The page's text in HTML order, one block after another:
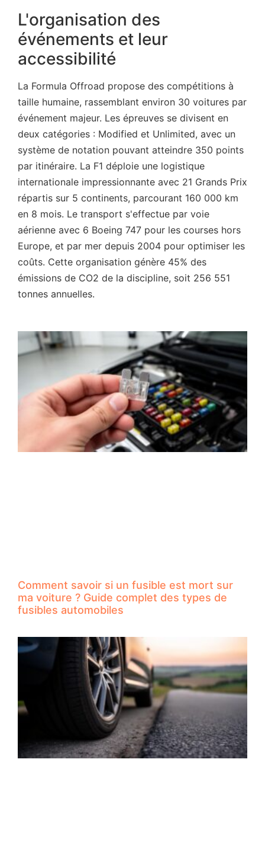
Comment savoir si un fusible est mort sur
ma voiture ? Guide complet des types de
fusibles automobiles
L'organisation des
événements et leur
accessibilité
La Formula Offroad propose des compétitions à
taille humaine, rassemblant environ 30 voitures par
événement majeur. Les épreuves se divisent en
deux catégories : Modified et Unlimited, avec un
système de notation pouvant atteindre 350 points
par itinéraire. La F1 déploie une logistique
internationale impressionnante avec 21 Grands Prix
répartis sur 5 continents, parcourant 160 000 km
en 8 mois. Le transport s'effectue par voie
aérienne avec 6 Boeing 747 pour les courses hors
Europe, et par mer depuis 2004 pour optimiser les
coûts. Cette organisation génère 45% des
émissions de CO2 de la discipline, soit 256 551
tonnes annuelles.